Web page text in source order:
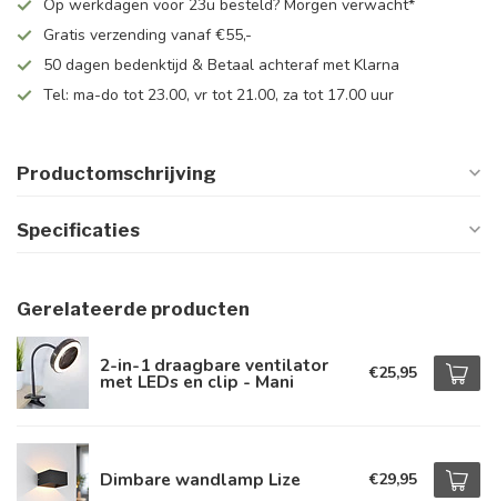
Op werkdagen voor 23u besteld? Morgen verwacht*
Gratis verzending vanaf €55,-
50 dagen bedenktijd & Betaal achteraf met Klarna
Tel: ma-do tot 23.00, vr tot 21.00, za tot 17.00 uur
Productomschrijving
Specificaties
Gerelateerde producten
2-in-1 draagbare ventilator
met LEDs en clip - Mani €25,95
Dimbare wandlamp Lize €29,95